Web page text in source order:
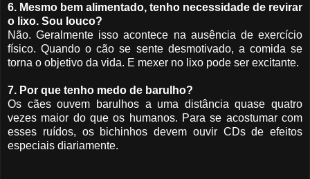
6. Mesmo bem alimentado, tenho necessidade de revirar
o lixo. Sou louco?
Não. Geralmente isso acontece na ausência de exercício
físico. Quando o cão se sente desmotivado, a comida se
torna o objetivo da vida. E mexer no lixo pode ser excitante.
7. Por que tenho medo de barulho?
Os cães ouvem barulhos a uma distância quase quatro
vezes maior do que os humanos. Para se acostumar com
esses ruídos, os bichinhos devem ouvir CDs de efeitos
especiais diariamente.